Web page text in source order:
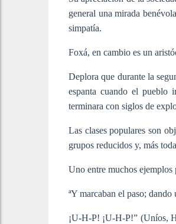
general una mirada
simpatía.
Foxá, en cambio es un
Deplora que durante la
espanta cuando el pueblo
terminara con siglos de
Las clases populares son
grupos reducidos y, más
Uno entre muchos
ªY marcaban el paso;
¡U-H-P! ¡U-H-P!” (Uníos,